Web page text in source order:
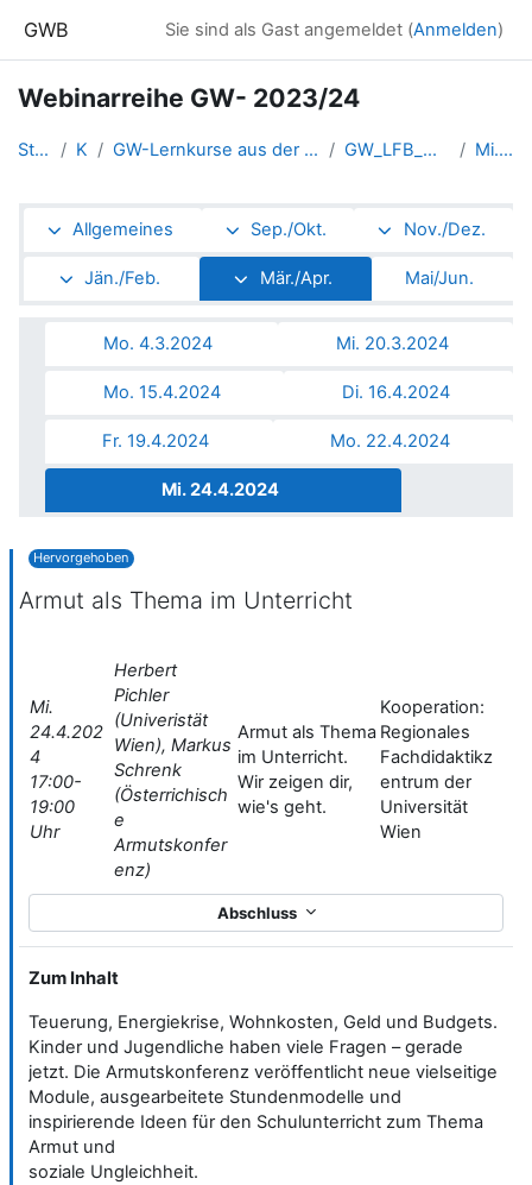
GWB Sie sind als Gast angemeldet (Anmelden)
Webinarreihe GW- 2023/24
Startseite Kurse GW-Lernkurse aus der Fortbildung (und Ausbildung bis 2016) GW_LFB_webinarGW_20232024 Mi. 24.4.2024
Abschnittsübersicht
Allgemeines Sep./Okt. Nov./Dez.
Jän./Feb. Mär./Apr. Mai/Jun.
Mo. 4.3.2024 Mi. 20.3.2024
Mo. 15.4.2024 Di. 16.4.2024
Fr. 19.4.2024 Mo. 22.4.2024
Mi. 24.4.2024
Hervorgehoben
Armut als Thema im Unterricht
Abschluss
Mi.
24.4.202
4
17:00-
19:00
Uhr
Herbert
Pichler
(Univeristät
Wien), Markus
Schrenk
(Österrichisch
e
Armutskonfer
enz)
Armut als Thema
im Unterricht.
Wir zeigen dir,
wie's geht.
Kooperation:
Regionales
Fachdidaktikz
entrum der
Universität
Wien
Zum Inhalt
Teuerung, Energiekrise, Wohnkosten, Geld und Budgets.
Kinder und Jugendliche haben viele Fragen – gerade
jetzt. Die Armutskonferenz veröffentlicht neue vielseitige
Module, ausgearbeitete Stundenmodelle und
inspirierende Ideen für den Schulunterricht zum Thema
Armut und
soziale Ungleichheit.